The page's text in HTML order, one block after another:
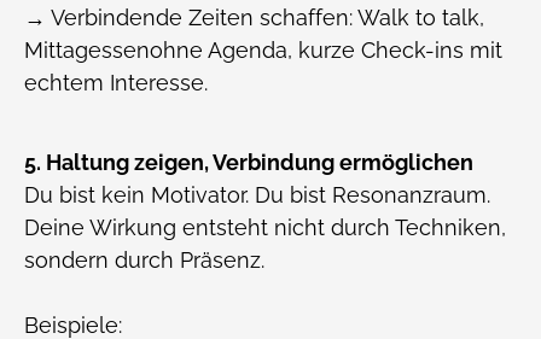
→ Verbindende Zeiten schaffen: Walk to talk,
Mittagessenohne Agenda, kurze Check-ins mit
echtem Interesse.
5. Haltung zeigen, Verbindung ermöglichen
Du bist kein Motivator. Du bist Resonanzraum.
Deine Wirkung entsteht nicht durch Techniken,
sondern durch Präsenz.
Beispiele: